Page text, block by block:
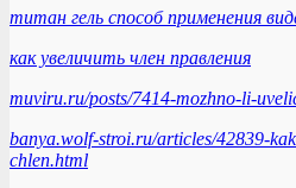
титан гель способ применения
как увеличить член правления
muviru.ru/posts/7414-mozhno-li-
banya.wolf-stroi.ru/articles/42839-
chlen.html